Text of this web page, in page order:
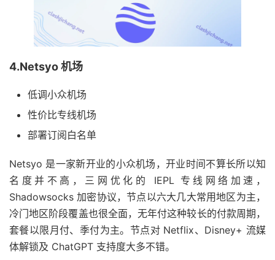
4.Netsyo 机场
低调小众机场
性价比专线机场
部署订阅白名单
Netsyo 是一家新开业的小众机场，开业时间不算长所以知
名度并不高，三网优化的 IEPL 专线网络加速，
Shadowsocks 加密协议，节点以六大几大常用地区为主，
冷门地区阶段覆盖也很全面，无年付这种较长的付款周期，
套餐以限月付、季付为主。节点对 Netflix、Disney+ 流媒
体解锁及 ChatGPT 支持度大多不错。